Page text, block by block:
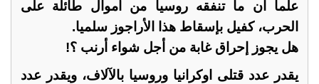
علما ان ما تنفقه روسيا من أموال طائلة على
الحرب، كفيل بإسقاط هذا الأراجوز سلميا.
هل يجوز إحراق غابة من أجل شواء أرنب ؟!
يقدر عدد قتلى اوكرانيا وروسيا بالآلاف، ويقدر عدد